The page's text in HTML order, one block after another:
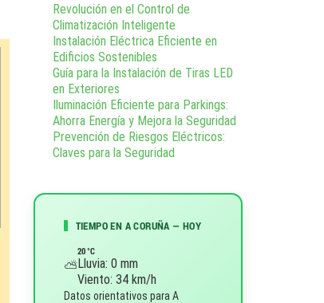
Revolución en el Control de
Climatización Inteligente
Instalación Eléctrica Eficiente en
Edificios Sostenibles
Guía para la Instalación de Tiras LED
en Exteriores
Iluminación Eficiente para Parkings:
Ahorra Energía y Mejora la Seguridad
Prevención de Riesgos Eléctricos:
Claves para la Seguridad
TIEMPO EN A CORUÑA — HOY
⛅
20 °C
Lluvia: 0 mm
Viento: 34 km/h
Datos orientativos para A